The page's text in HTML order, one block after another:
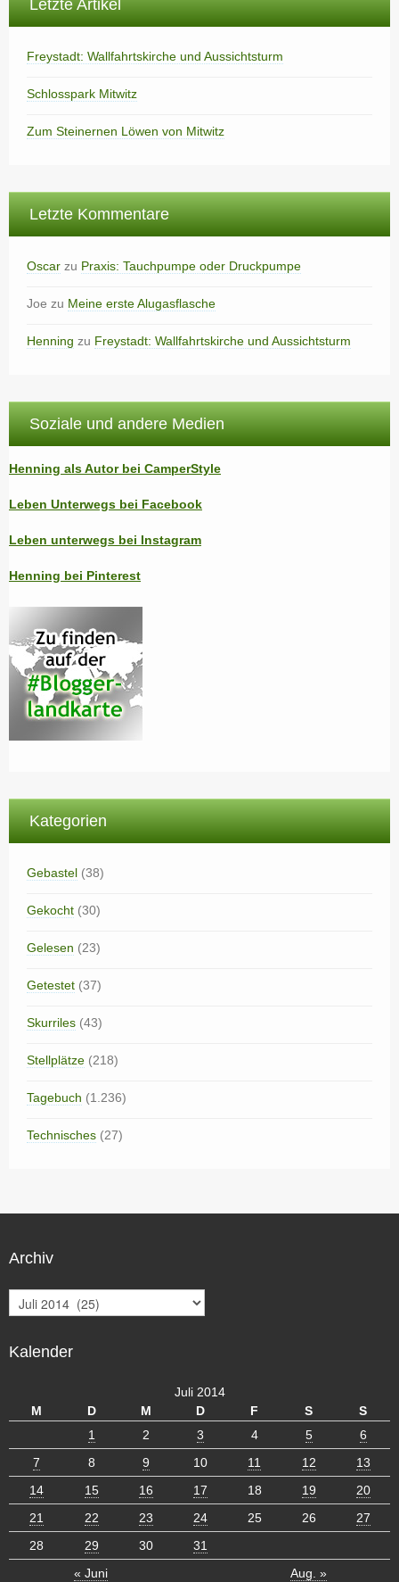
Letzte Artikel
Freystadt: Wallfahrtskirche und Aussichtsturm
Schlosspark Mitwitz
Zum Steinernen Löwen von Mitwitz
Letzte Kommentare
Oscar zu Praxis: Tauchpumpe oder Druckpumpe
Joe zu Meine erste Alugasflasche
Henning zu Freystadt: Wallfahrtskirche und Aussichtsturm
Soziale und andere Medien
Henning als Autor bei CamperStyle
Leben Unterwegs bei Facebook
Leben unterwegs bei Instagram
Henning bei Pinterest
Kategorien
Gebastel (38)
Gekocht (30)
Gelesen (23)
Getestet (37)
Skurriles (43)
Stellplätze (218)
Tagebuch (1.236)
Technisches (27)
Archiv
r
h
Kalender
Juli 2014
M
D M D F S S
« Juni Aug. »
1 2 3 4 5
6
7
8 9 10 11 12
13
14
15 16 17 18 19
20
21
22 23 24 25 26
27
28
29 30 31